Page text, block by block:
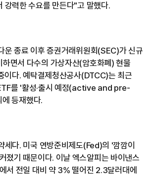
강력한 수요를 만든다"고 말했다.
운 종료 이후 증권거래위원회(SEC)가 신규
하면서 다수의 가상자산(암호화폐) 현물
이다. 예탁결제청산공사(DTCC)는 최근
를 '활성·출시 예정(active and pre-
등재했다.
세다. 미국 연방준비제도(Fed)의 '깜깜이
졌기 때문이다. 이날 엑스알피는 바이낸스
서 전일 대비 약 3% 떨어진 2.3달러대에